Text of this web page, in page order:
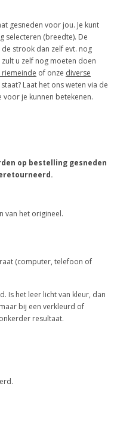
gesneden voor jou. Je kunt
selecteren (breedte). De
de strook dan zelf evt. nog
u zelf nog moeten doen
of onze diverse
Laat het ons weten via de
voor je kunnen betekenen.
op bestelling gesneden
van het origineel.
(computer, telefoon of
Is het leer licht van kleur, dan
bij een verkleurd of
resultaat.